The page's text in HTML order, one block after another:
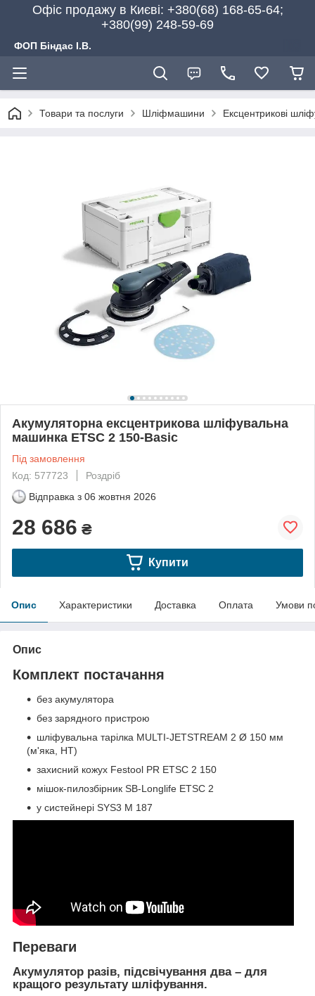
Офіс продажу в Києві: +380(68) 168-65-64;
+380(99) 248-59-69
ФОП Біндас І.В.
Товари та послуги Шліфмашини Ексцентрикові
Акумуляторна ексцентрикова шліфувальна
машинка ETSC 2 150-Basic
Під замовлення
Код: 577723
Роздріб
Відправка з 06 жовтня 2026
28 686 ₴
Купити
Опис Характеристики Доставка Оплата Умови
Опис
Комплект постачання
без акумулятора
без зарядного пристрою
шліфувальна тарілка MULTI-JETSTREAM 2 Ø 150 мм
(м'яка, HT)
захисний кожух Festool PR ETSC 2 150
мішок-пилозбірник SB-Longlife ETSC 2
у систейнері SYS3 M 187
Переваги
Акумулятор разів, підсвічування два – для
кращого результату шліфування.